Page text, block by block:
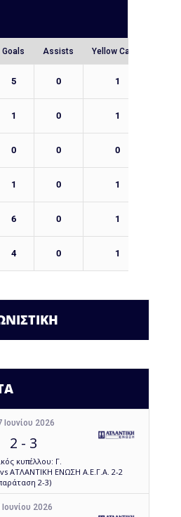
Goals Assists Yellow Cards
5 0 1
1 0 1
0 0 0
1 0 1
6 0 1
4 0 1
Ιουνίου 2026
2 - 3
κυπέλλου: Γ.
ΑΤΛΑΝΤΙΚΗ ΕΝΩΣΗ Α.Ε.Γ.Α. 2-2
2-3)
Ιουνίου 2026